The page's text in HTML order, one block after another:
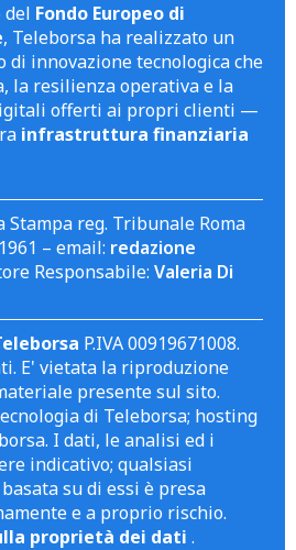
del Fondo Europeo di
, Teleborsa ha realizzato un
di innovazione tecnologica che
la resilienza operativa e la
offerti ai propri clienti —
infrastruttura finanziaria
Stampa reg. Tribunale Roma
– email: redazione
Responsabile: Valeria Di
P.IVA 00919671008.
E' vietata la riproduzione
presente sul sito.
di Teleborsa; hosting
I dati, le analisi ed i
indicativo; qualsiasi
su di essi è presa
e a proprio rischio.
proprietà dei dati .